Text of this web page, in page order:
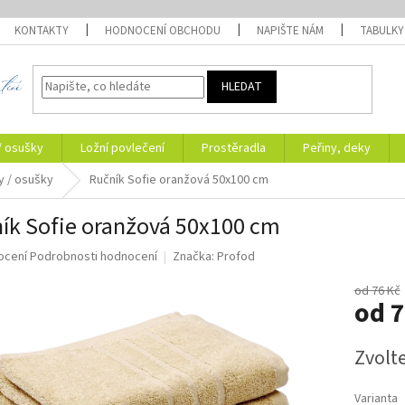
KONTAKTY HODNOCENÍ OBCHODU NAPIŠTE NÁM TABULKY
HLEDAT
osušky Ložní povlečení Prostěradla Peřiny, deky
/ osušky Ručník Sofie oranžová 50x100 cm
Sofie oranžová 50x100 cm
Podrobnosti hodnocení Značka: Profod
od 76 Kč
od
cena:
Varianta